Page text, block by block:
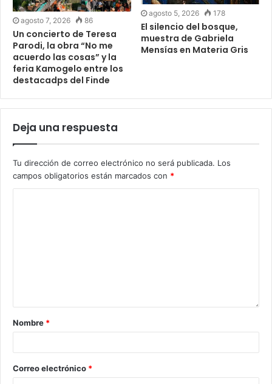
agosto 7, 2026 86
Un concierto de Teresa
Parodi, la obra “No me
acuerdo las cosas” y la
feria Kamogelo entre los
destacadps del Finde
agosto 5, 2026 178
El silencio del bosque,
muestra de Gabriela
Mensías en Materia Gris
Deja una respuesta
Tu dirección de correo electrónico no será publicada. Los
campos obligatorios están marcados con *
Nombre *
Correo electrónico *